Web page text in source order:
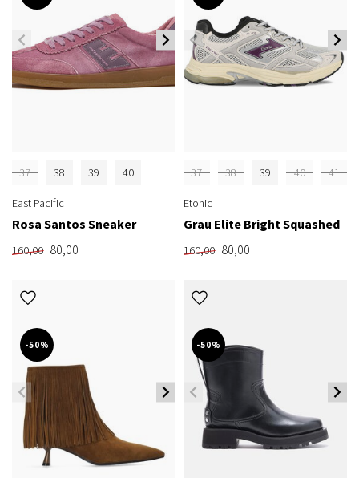
37 38 39 40
East Pacific
Rosa Santos Sneaker
160,00 80,00
37 38 39 40 41
Etonic
Grau Elite Bright Squashed
160,00 80,00
-50% -50%